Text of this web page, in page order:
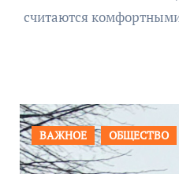
считаются
ФОТО